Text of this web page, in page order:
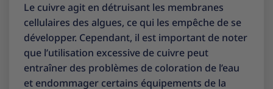
Le cuivre agit en détruisant les membranes
cellulaires des algues, ce qui les empêche de se
développer. Cependant, il est important de noter
que l’utilisation excessive de cuivre peut
entraîner des problèmes de coloration de l’eau
et endommager certains équipements de la